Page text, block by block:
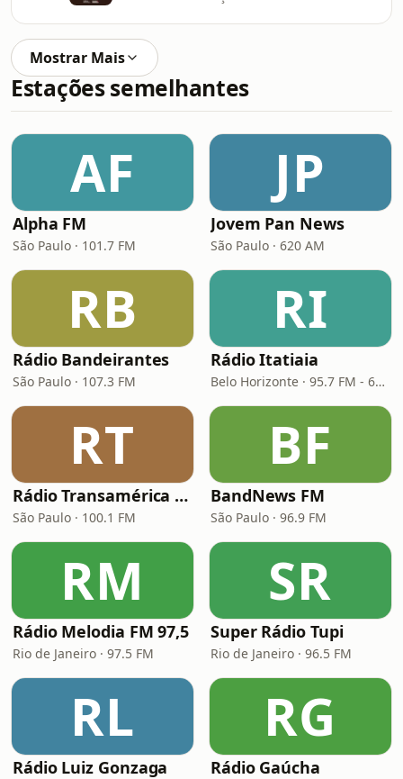
Mostrar Mais
Estações semelhantes
AF
Alpha FM
São Paulo · 101.7 FM
JP
Jovem Pan News
São Paulo · 620 AM
RB
Rádio Bandeirantes
São Paulo · 107.3 FM
RI
Rádio Itatiaia
Belo Horizonte · 95.7 FM - 610 AM
RT
Rádio Transamérica (TMC)
São Paulo · 100.1 FM
BF
BandNews FM
São Paulo · 96.9 FM
RM
Rádio Melodia FM 97,5
Rio de Janeiro · 97.5 FM
SR
Super Rádio Tupi
Rio de Janeiro · 96.5 FM
RL
Rádio Luiz Gonzaga
RG
Rádio Gaúcha